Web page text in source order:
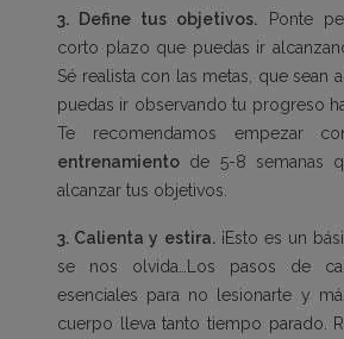
3. Define tus objetivos. Ponte
corto plazo que puedas ir
Sé realista con las metas, que sean
puedas ir observando tu progreso
Te recomendamos empezar
entrenamiento de 5-8 semanas
alcanzar tus objetivos.
3. Calienta y estira. ¡Esto es un
se nos olvida…Los pasos de
esenciales para no lesionarte y
cuerpo lleva tanto tiempo parado.